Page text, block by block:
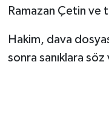
Ramazan Çetin ve
Hakim, dava
sonra sanıklara
Spor
Vasıta